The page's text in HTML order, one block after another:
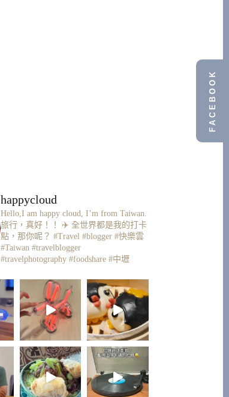
happycloud
Hello,I am happy cloud, I’m from Taiwan.
旅行，真好！！ ✈️ 全世界都是我的打卡
點，那你呢？ #Travel #blogger #快樂雲
#Taiwan #travelblogger
#travelphotography #foodshare #中壢
FACEBOOK